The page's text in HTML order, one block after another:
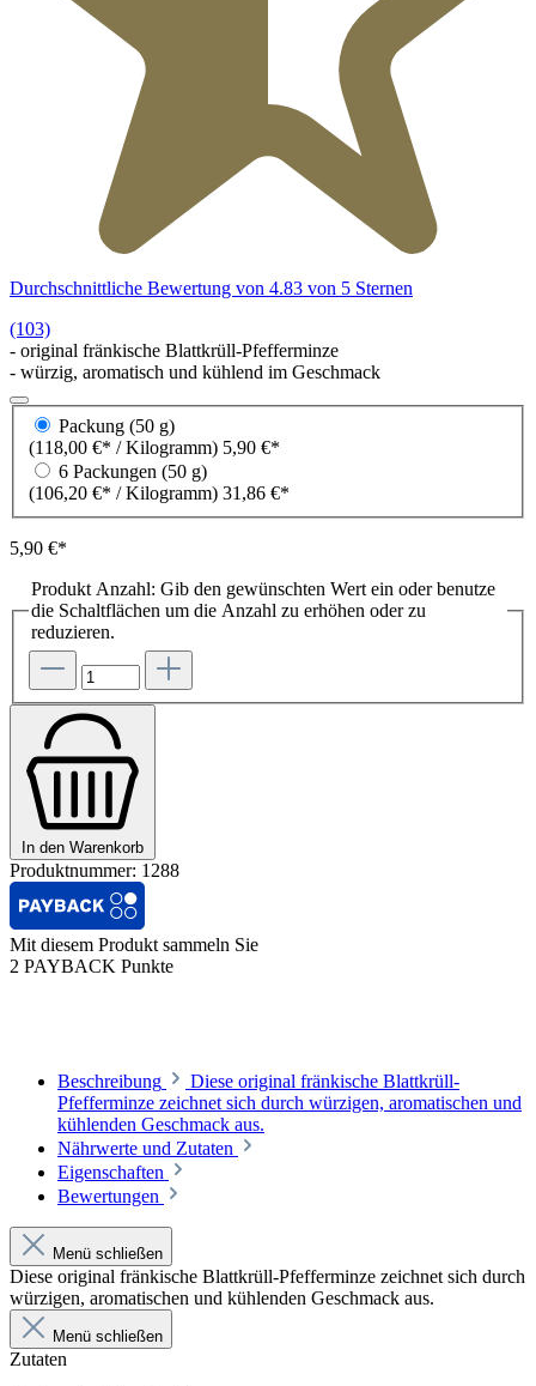
Durchschnittliche Bewertung von 4.83 von 5 Sternen
(103)
- original fränkische Blattkrüll-Pfefferminze
- würzig, aromatisch und kühlend im Geschmack
Packung (50 g)
(118,00 €* / Kilogramm) 5,90 €*
6 Packungen (50 g)
(106,20 €* / Kilogramm) 31,86 €*
5,90 €*
Produkt Anzahl: Gib den gewünschten Wert ein oder benutze
die Schaltflächen um die Anzahl zu erhöhen oder zu
reduzieren.
In den Warenkorb
Produktnummer: 1288
Mit diesem Produkt sammeln Sie
2 PAYBACK Punkte
Beschreibung
Diese original fränkische Blattkrüll-
Pfefferminze zeichnet sich durch würzigen, aromatischen und
kühlenden Geschmack aus.
Nährwerte und Zutaten
Eigenschaften
Bewertungen
Menü schließen
Diese original fränkische Blattkrüll-Pfefferminze zeichnet sich durch
würzigen, aromatischen und kühlenden Geschmack aus.
Menü schließen
Zutaten